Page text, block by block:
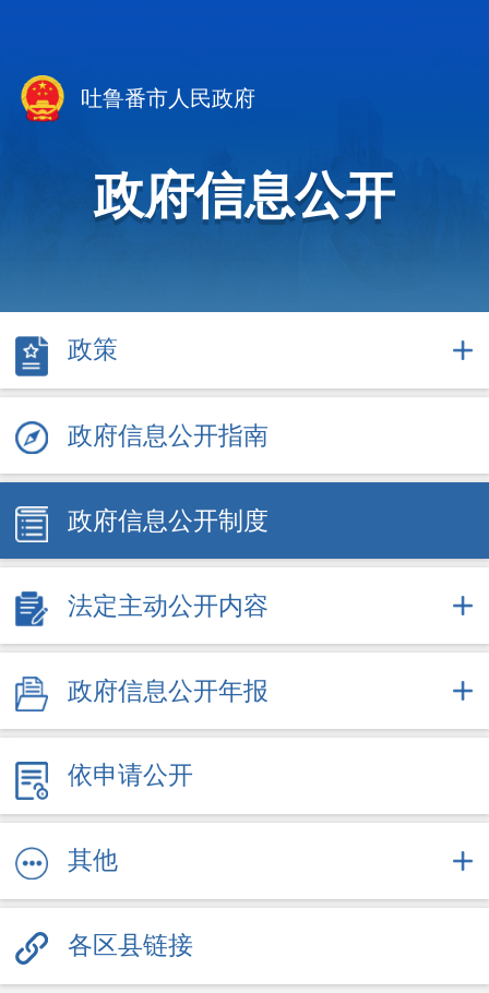
吐鲁番市人民政府
政府信息公开
政策
政府信息公开指南
政府信息公开制度
法定主动公开内容
政府信息公开年报
依申请公开
其他
各区县链接